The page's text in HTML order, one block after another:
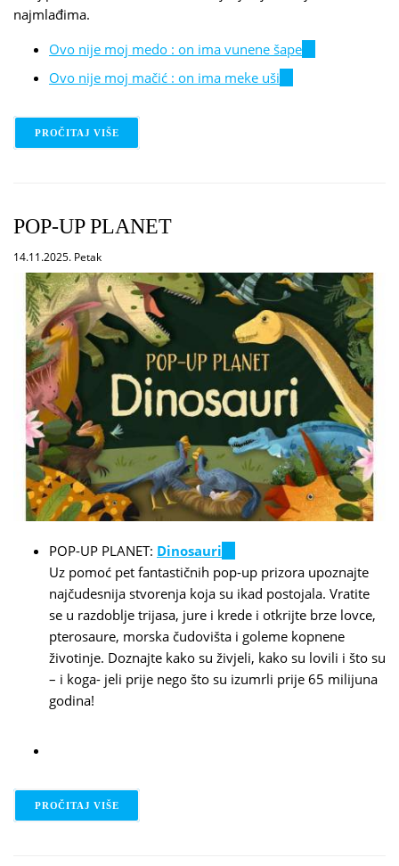
najmlađima.
Ovo nije moj medo : on ima vunene šape
Ovo nije moj mačić : on ima meke uši
PROČITAJ VIŠE
POP-UP PLANET
14.11.2025. Petak
POP-UP PLANET: Dinosauri
is
external)
Uz pomoć pet fantastičnih pop-up prizora upoznajte
najčudesnija stvorenja koja su ikad postojala. Vratite
se u razdoblje trijasa, jure i krede i otkrijte brze lovce,
pterosaure, morska čudovišta i goleme kopnene
životinje. Doznajte kako su živjeli, kako su lovili i što su
– i koga- jeli prije nego što su izumrli prije 65 milijuna
godina!
PROČITAJ VIŠE